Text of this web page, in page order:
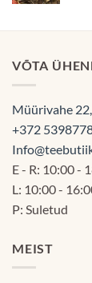
VÕTA
Müürivahe
+372
E - R: 10:00 -
L: 10:00 -
P: Suletud
MEIST